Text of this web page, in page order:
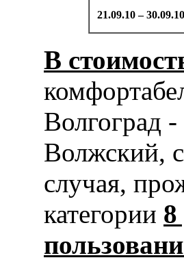
21.09.10 – 30.09.10
В
Волгоград
Волжский,
случая,
категории 8